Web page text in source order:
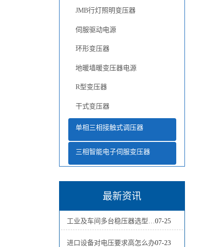
JMB行灯照明变压器
伺服驱动电源
环形变压器
地暖墙暖变压器电源
R型变压器
干式变压器
单相三相接触式调压器
三相智能电子伺服变压器
最新资讯
工业及车间多台稳压器选型方案全面解析07-25
进口设备对电压要求高怎么办07-23